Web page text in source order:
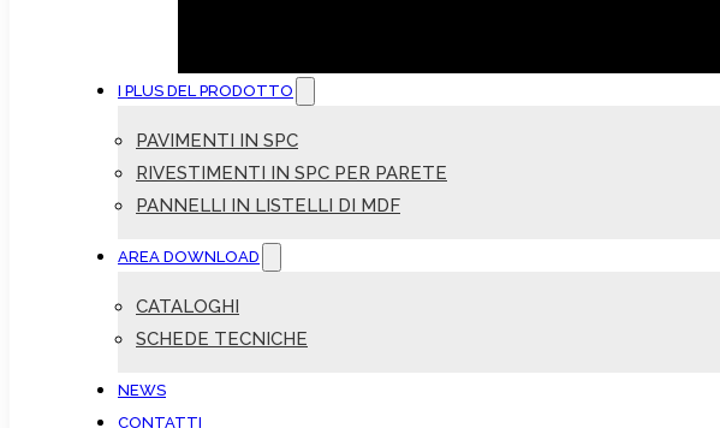
I PLUS DEL PRODOTTO
PAVIMENTI IN SPC
RIVESTIMENTI IN SPC PER PARETE
PANNELLI IN LISTELLI DI MDF
AREA DOWNLOAD
CATALOGHI
SCHEDE TECNICHE
NEWS
CONTATTI